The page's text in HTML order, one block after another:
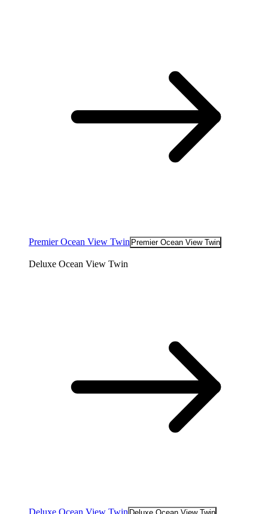
Premier Ocean View Twin Premier Ocean View Twin
Deluxe Ocean View Twin
Deluxe Ocean View Twin